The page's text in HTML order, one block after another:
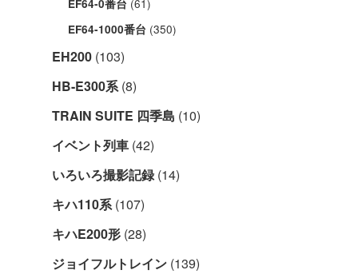
EF64-0番台 (61)
EF64-1000番台 (350)
EH200 (103)
HB-E300系(8)
TRAIN SUITE 四季島 (10)
イベント列車 (42)
いろいろ撮影記録(14)
キハ110系(107)
キハE200形 (28)
ジョイフルトレイン (139)